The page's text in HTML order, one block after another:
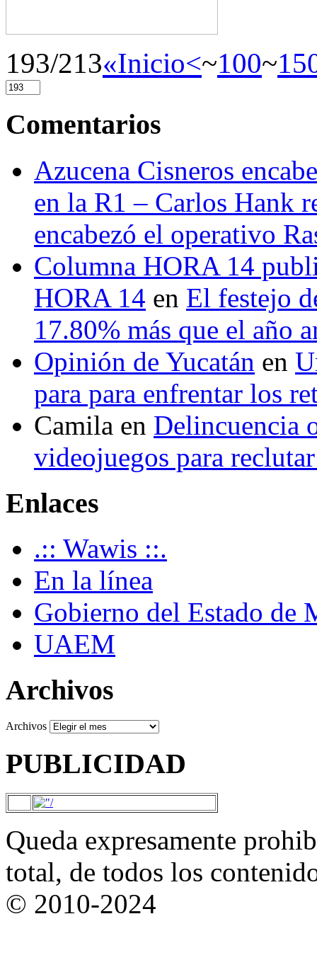
193/213«Inicio<~100~
Comentarios
Azucena Cisneros
en la R1 – Carlos Hank
encabezó el operativo
Columna HORA 14
HORA 14 en El festejo
17.80% más que el año
Opinión de Yucatán en
para para enfrentar los
Camila en Delincuencia
videojuegos para
Enlaces
.:: Wawis ::.
En la línea
Gobierno del Estado de
UAEM
Archivos
Archivos
PUBLICIDAD
Queda expresamente
total, de todos los
© 2010-2024